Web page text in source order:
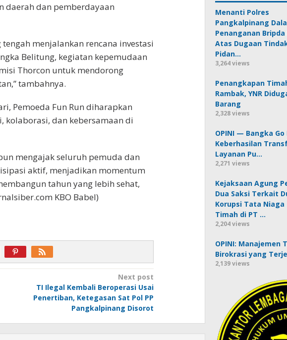
daerah dan pemberdayaan
menjalankan rencana investasi
Belitung, kegiatan kepemudaan
Thorcon untuk mendorong
tambahnya.
Pemoeda Fun Run diharapkan
kolaborasi, dan kebersamaan di
mengajak seluruh pemuda dan
aktif, menjadikan momentum
tahun yang lebih sehat,
KBO Babel)
Next post
TI Ilegal Kembali Beroperasi Usai
Penertiban, Ketegasan Sat Pol PP
Pangkalpinang Disorot
Menanti Polres
Pangkalpinang
Penanganan Bripda
Atas Dugaan
Pidan…
3,264 views
Penangkapan
Rambak, YNR
Barang
2,328 views
OPINI — Bangka
Keberhasilan
Layanan Pu…
2,271 views
Kejaksaan Agung
Dua Saksi Terkait
Korupsi Tata Niaga
Timah di PT …
2,204 views
OPINI: Manajemen
Birokrasi yang
2,139 views